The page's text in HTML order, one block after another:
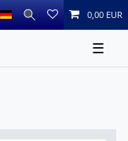
0,00 EUR
☰